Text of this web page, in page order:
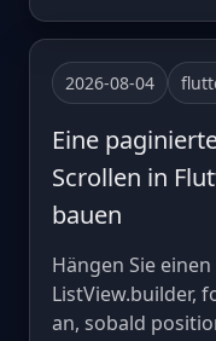
2026-08-04
Eine
Scrollen in
bauen
Hängen Sie
ListView.builder,
an, sobald